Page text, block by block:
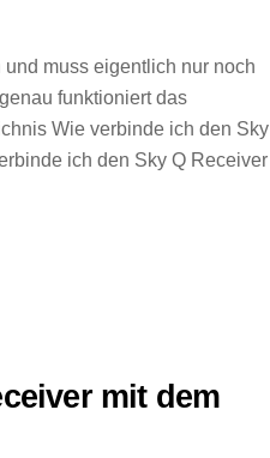
muss eigentlich nur noch
funktioniert das
Wie verbinde ich den Sky
ich den Sky Q Receiver
mit dem